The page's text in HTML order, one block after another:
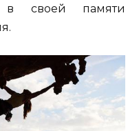
в своей памяти